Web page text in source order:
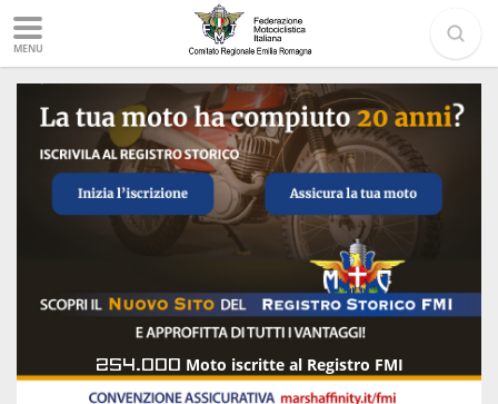
MENU
254.000 Moto iscritte al Registro FMI